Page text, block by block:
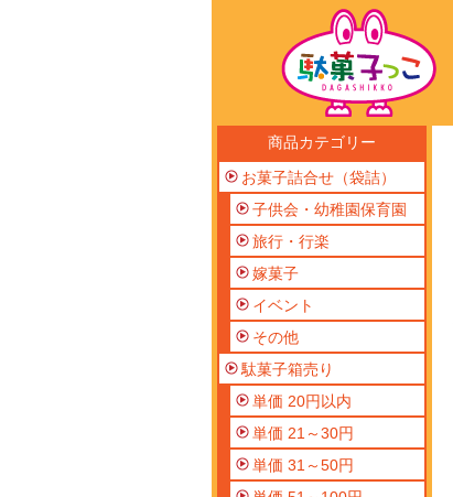
商品カテゴリー
お菓子詰合せ（袋詰）
子供会・幼稚園保育園
旅行・行楽
嫁菓子
イベント
その他
駄菓子箱売り
単価 20円以内
単価 21～30円
単価 31～50円